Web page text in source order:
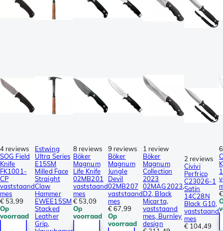
4 reviews
SOG Field
Knife
FK1001-
CP
vaststaand
mes
€ 53,99
Op
voorraad
Estwing
Ultra Series
E15SM
Milled Face
Straight
Claw
Hammer
EWEE15SM
Stacked
Leather
Grip,
8 reviews
Böker
Magnum
Life Knife
02MB201
vaststaand
mes
€ 53,09
Op
voorraad
9 reviews
Böker
Magnum
Jungle
Devil
02MB207
vaststaand
mes
€ 67,99
Op
voorraad
1 review
Böker
Magnum
Collection
2023
02MAG2023,
D2, Black
Micarta,
vaststaand
mes, Burnley
design
2 reviews
Civivi
Perfrico
C23026-1
Satin
14C28N
Black G10,
vaststaand
mes
€ 104,49